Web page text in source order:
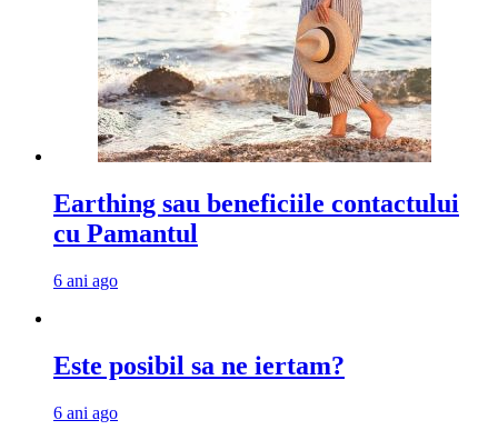
Earthing sau beneficiile contactului
cu Pamantul
6 ani ago
Este posibil sa ne iertam?
6 ani ago